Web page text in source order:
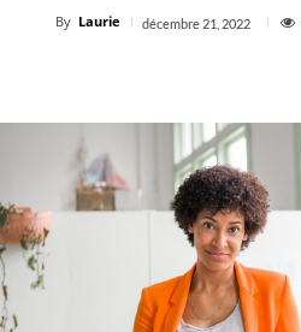
By Laurie décembre 21, 2022